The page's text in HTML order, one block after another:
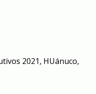
2021, HUánuco,